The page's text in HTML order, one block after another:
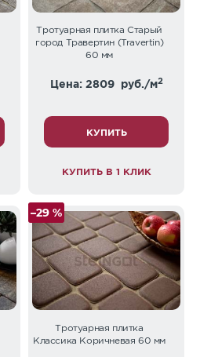
Тротуарная плитка Старый
город Травертин (Travertin)
60 мм
Цена: 2809 руб./м2
КУПИТЬ
КУПИТЬ В 1 КЛИК
–29 %
Тротуарная плитка
Классика Коричневая 60 мм